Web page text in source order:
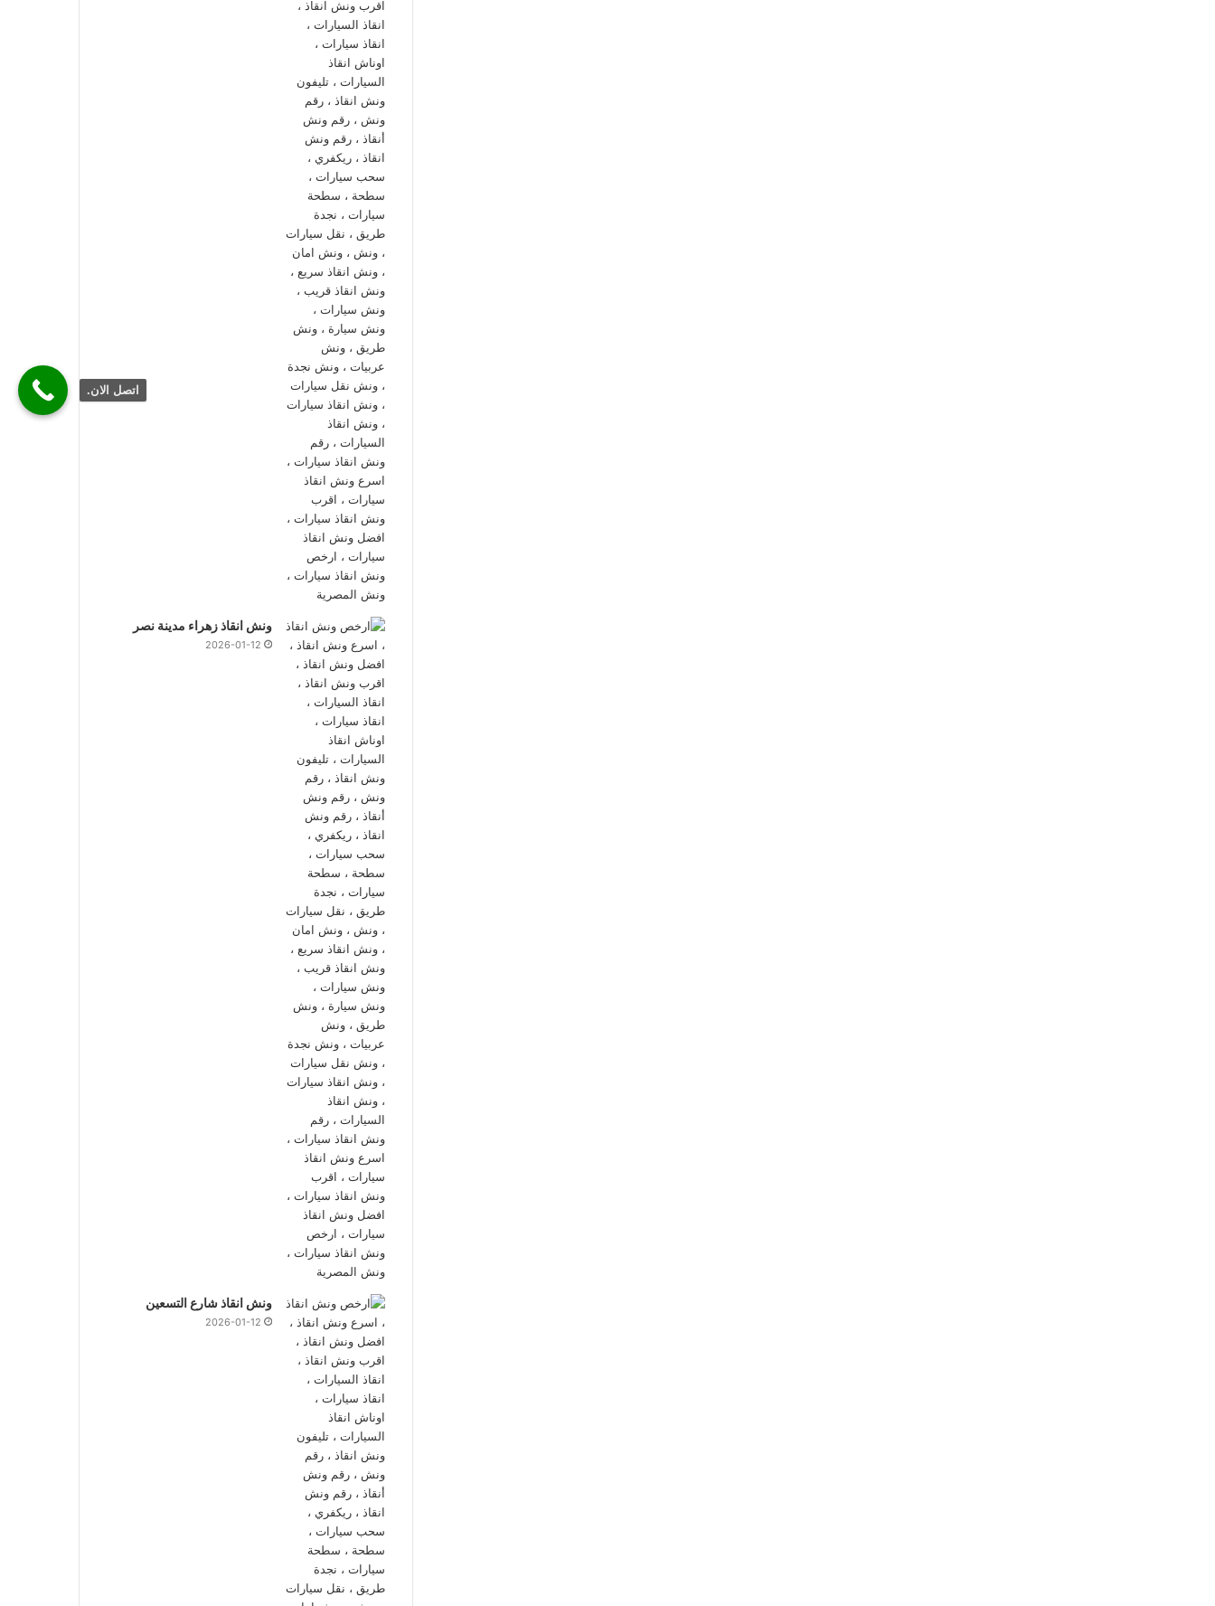
ونش انقاذ زهراء مدينة نصر
2026-01-12
ونش انقاذ شارع التسعين
2026-01-12
اتصل الان.